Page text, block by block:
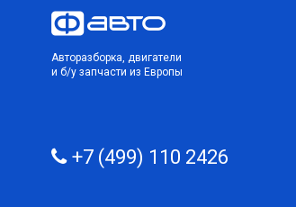
Авторазборка, двигатели
и б/у запчасти из Европы
+7 (499) 110 2426